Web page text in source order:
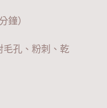
鐘）
毛孔、粉刺、乾